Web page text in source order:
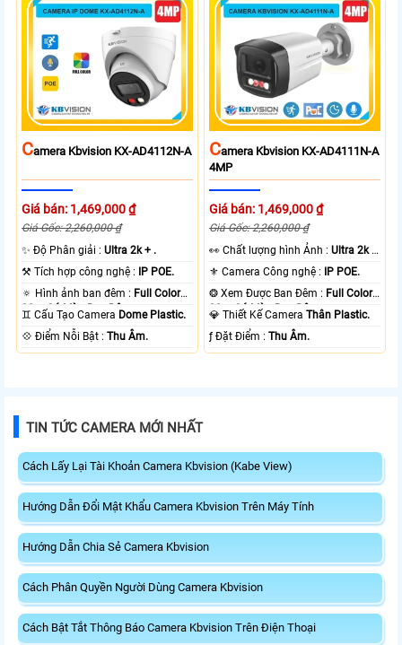
CAmera Kbvision KX-AD4112N-A
Giá bán: 1,469,000 ₫
Giá Gốc: 2,260,000 ₫
✨ Độ Phân giải :Ultra 2k + .
⚒ Tích hợp công nghệ :
IP POE.
🔅 Hình ảnh ban đêm : Full Color
30m Có Màu Ban Ðêm.
♊ Cấu Tạo Camera Dome Plastic.
️💠 Điểm Nỗi Bật :Thu Âm.
CAmera Kbvision KX-AD4111N-A
4MP
Giá bán: 1,469,000 ₫
Giá Gốc: 2,260,000 ₫
️👀 Chất lượng hình Ảnh :Ultra 2k +
⚜️ Camera Công nghệ :
IP POE.
❂ Xem Được Ban Đêm : Full Color
30m Có Màu Ban Ðêm.
💎 Thiết Kế CameraThân Plastic.
️ƒ Đặt Điểm :Thu Âm.
TIN TỨC CAMERA MỚI NHẤT
Cách Lấy Lại Tài Khoản Camera Kbvision (Kabe View)
Hướng Dẫn Đổi Mật Khẩu Camera Kbvision Trên Máy Tính
Hướng Dẫn Chia Sẻ Camera Kbvision
Cách Phân Quyền Người Dùng Camera Kbvision
Cách Bật Tắt Thông Báo Camera Kbvision Trên Điện Thoại